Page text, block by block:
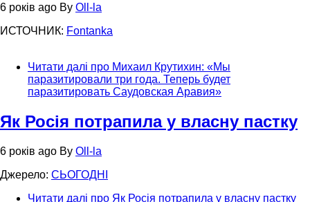
6 років ago By Oll-la
ИСТОЧНИК: Fontanka
Читати далі про Михаил Крутихин: «Мы
паразитировали три года. Теперь будет
паразитировать Саудовская Аравия»
Як Росія потрапила у власну пастку
6 років ago By Oll-la
Джерело: СЬОГОДНІ
Читати далі про Як Росія потрапила у власну пастку